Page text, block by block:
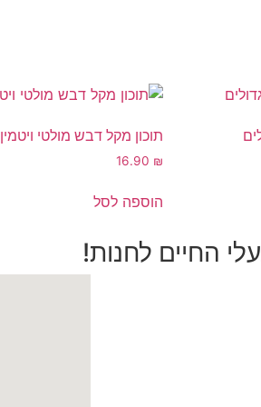
תוכון מקל דבש מולטי ויטמין
16.90 ₪
הוספה לסל
החיים לחנות!